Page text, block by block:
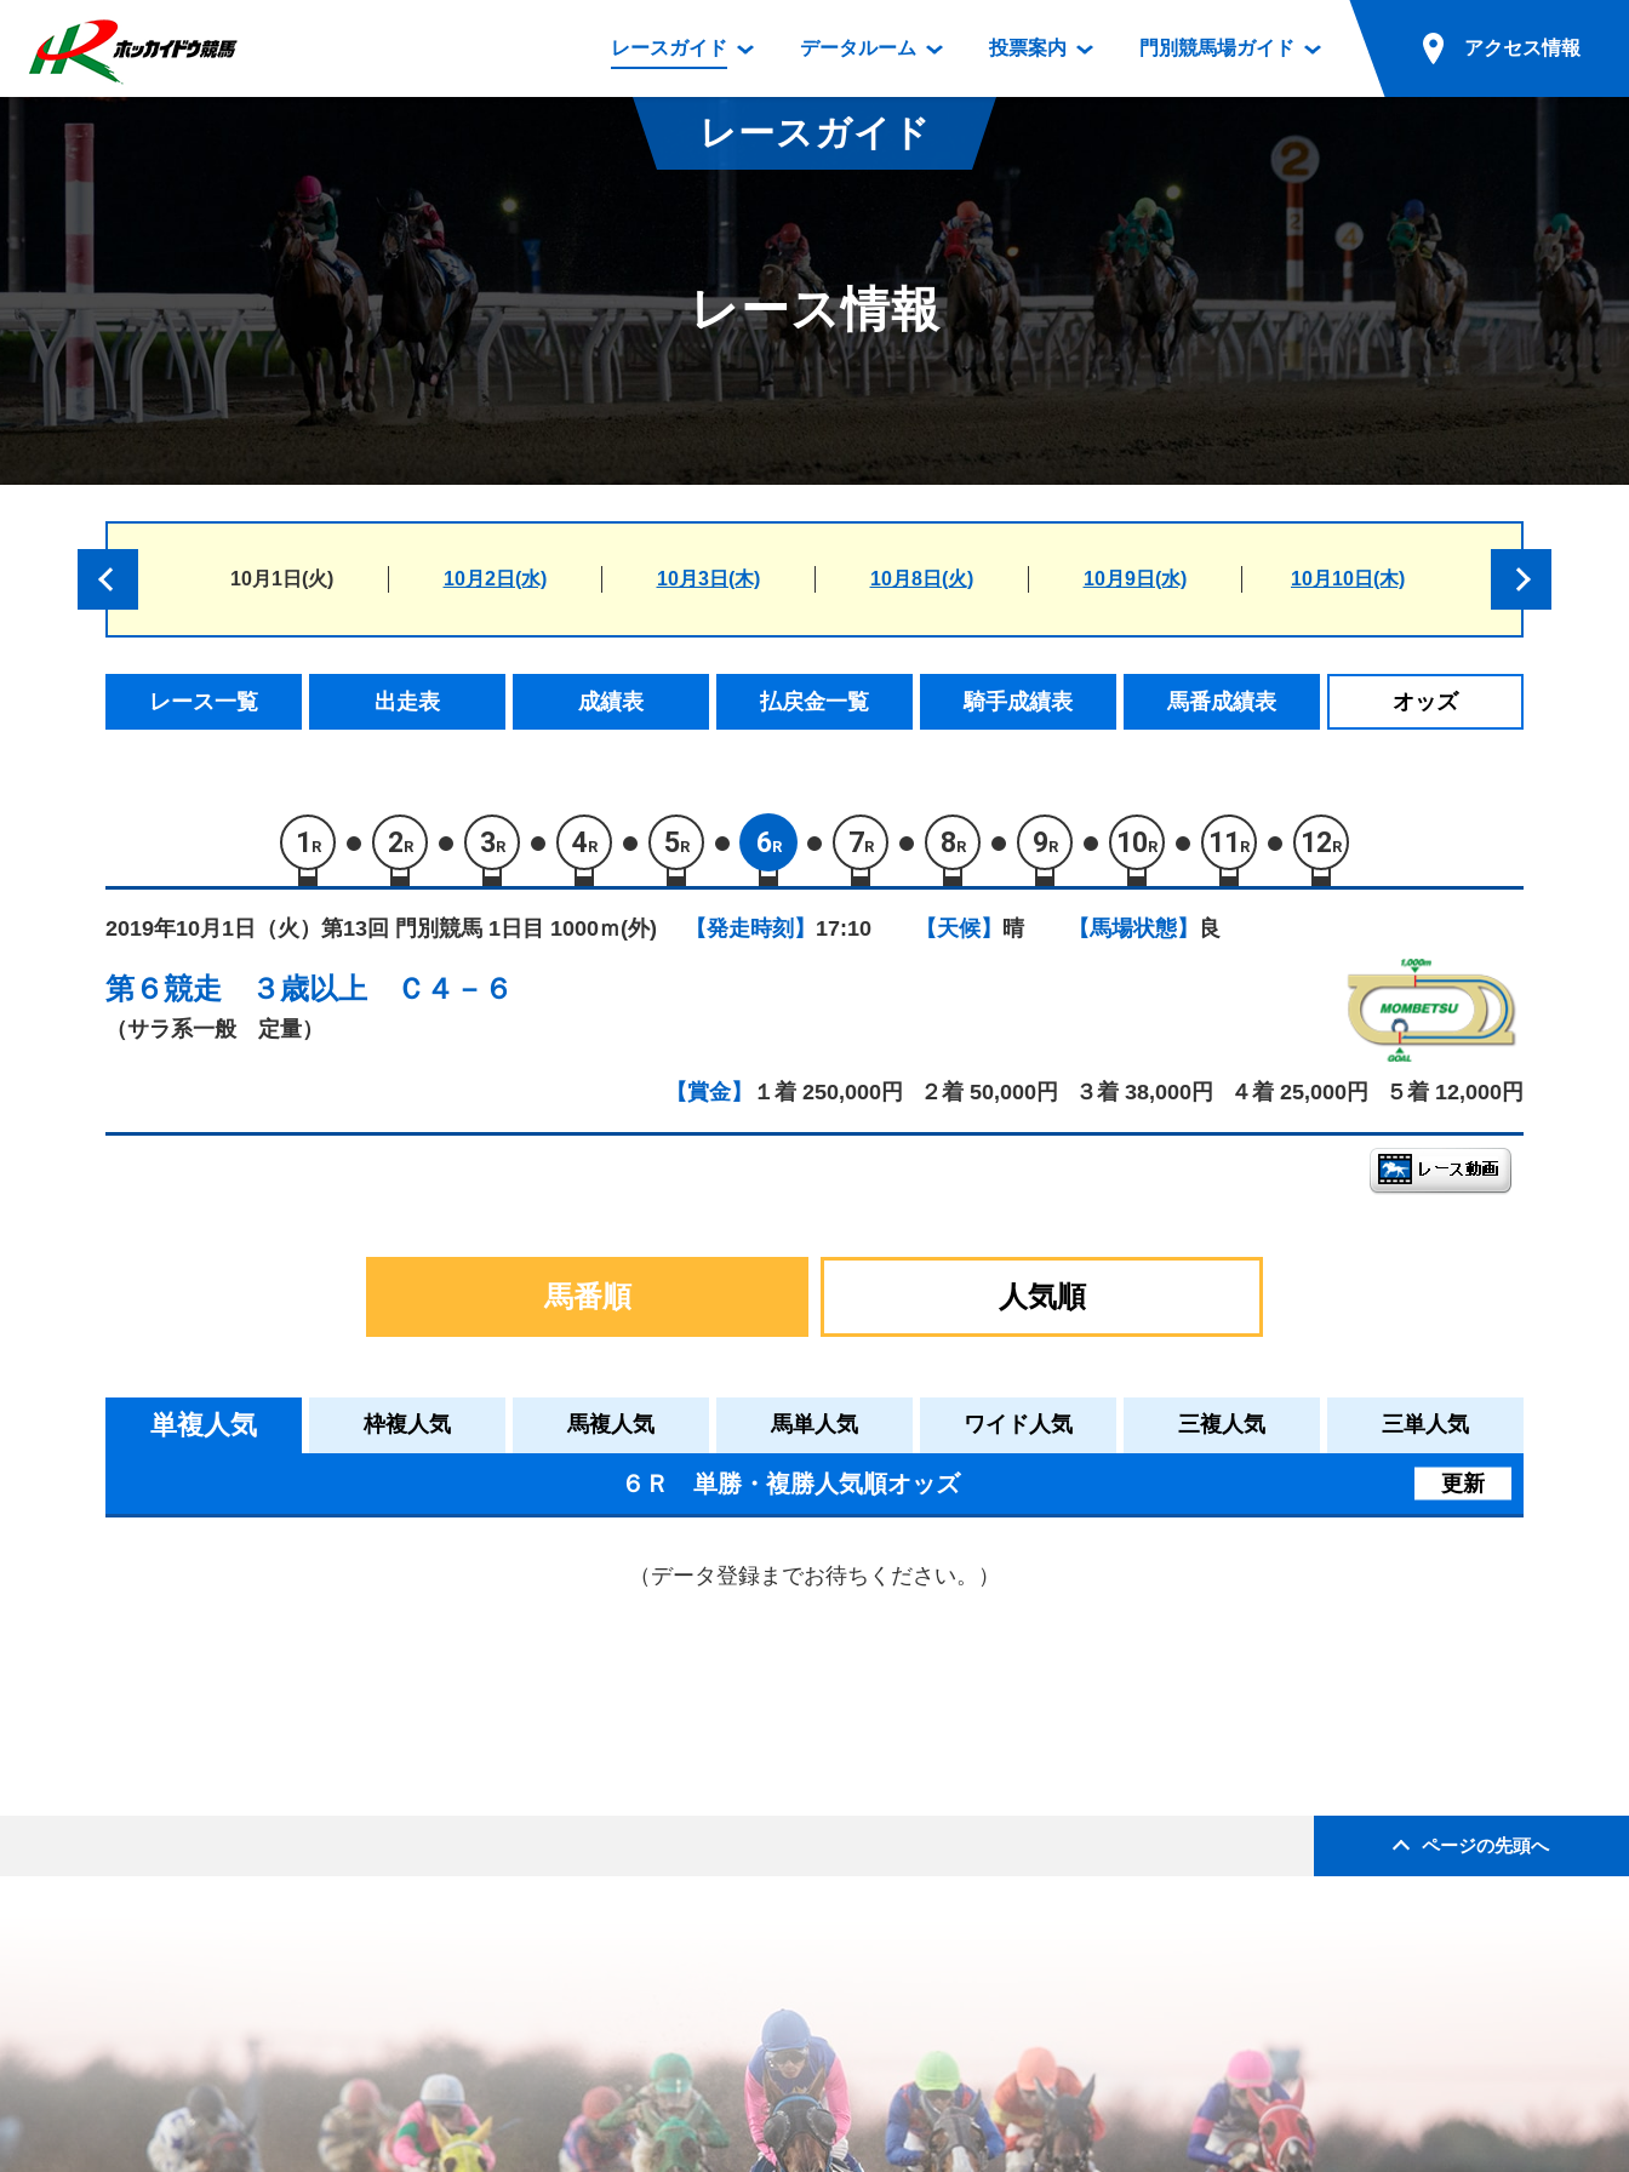
レースガイド
レース情報
払戻金一覧
騎手成績表
馬番成績表
オッズ
番組・級別表ダウンロード
開催カレンダー
重賞競走体系図
スタリオンシリーズ競走
道内の発売情報(PDF)
データルーム
データルーム
騎手・調教師紹介
坂路調教映像
遠征馬情報
番組編成要領
映像コンテンツ
重賞競走VTR
重賞競走参考VTR
レースダイジェスト
新馬ダイジェスト
投票案内
電話・インターネット投票
場外発売所
実況・テレホンサービス
発売・払戻
門別競馬場ガイド
門別競馬場情報
門別競馬場グルメ
とねっこジンギスカン
いずみ食堂
ルンビニフードカフェ
勝馬屋
アクセス情報
無料送迎バスでのご来場
公共の交通機関でのご来場
レースガイド
レース情報
10月1日(火) 10月2日(水) 10月3日(木) 10月8日(火) 10月9日(水) 10月10日(木)
レース一覧 出走表 成績表 払戻金一覧 騎手成績表 馬番成績表 オッズ
1 R 2R 3R 4R 5R 6R 7R 8R 9R 10R 11 R 12R
2019年10月1日（火） 第13回 門別競馬 1日目 1000ｍ(外) 【発走時刻】 17:10 【天候】 晴 【馬場状態】 良
第６競走 ３歳以上 Ｃ４－６
（サラ系一般 定量）
【賞金】 １着 250,000円 ２着 50,000円 ３着 38,000円 ４着 25,000円 ５着 12,000円
馬番順 人気順
単複人気 枠複人気 馬複人気 馬単人気 ワイド人気 三複人気 三単人気
６Ｒ 単勝・複勝人気順オッズ 更新
（データ登録までお待ちください。）
ページの先頭へ